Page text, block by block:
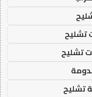
تشليح
تشليح
تشليح